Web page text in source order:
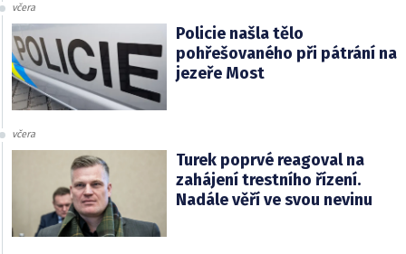
včera
Policie našla tělo
pohřešovaného při pátrání na
jezeře Most
včera
Turek poprvé reagoval na
zahájení trestního řízení.
Nadále věří ve svou nevinu